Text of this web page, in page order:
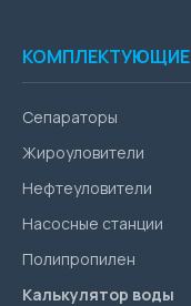
КОМПЛЕКТУЮЩИЕ
Сепараторы
Жироуловители
Нефтеуловители
Насосные станции
Полипропилен
Калькулятор воды